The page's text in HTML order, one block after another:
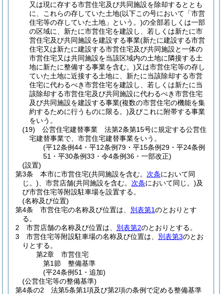
又は現に存する市営住宅及び共同施設を除却するととも
に、これらの存していた土地(以下この号において「市営
住宅等の存していた土地」という。)の全部若しくは一部
の区域に、新たに市営住宅を建設し、若しくは新たに市
営住宅及び共同施設を建設する事業(新たに建設する市営
住宅又は新たに建設する市営住宅及び共同施設と一体の
市営住宅又は共同施設を当該区域内の土地に隣接する土
地に新たに整備する事業を含む。)又は市営住宅等の存し
ていた土地に近接する土地に、新たに当該除却する市営
住宅に代わるべき市営住宅を建設し、若しくは新たに当
該除却する市営住宅及び共同施設に代わるべき市営住宅
及び共同施設を建設する事業(複数の市営住宅の機能を集
約するために行うものに限る。)及びこれに附帯する事業
をいう。
(19)
公営住宅建替事業 法第2条第15号に規定する公営住
宅建替事業で、市営住宅建替事業をいう。
(平12条例44・平12条例79・平15条例29・平24条例
51・平30条例33・令4条例36・一部改正)
(設置)
第3条
本市に市営住宅(共同施設を含む。 次条において同
じ。) 、市営店舗(共同施設を含む。 次条において同じ。)及
び市営住宅等附設駐車場を設置する。
(名称及び位置)
第4条
市営住宅の名称及び位置は、 別表第1のとおりとす
る。
2
市営店舗の名称及び位置は、 別表第2のとおりとする。
3
市営住宅等附設駐車場の名称及び位置は、 別表第3のとお
りとする。
第2章
市営住宅
第1節
整備基準
(平24条例51・追加)
(公営住宅等の整備基準)
第4条の2
法第5条第1項及び第2項の条例で定める整備基準